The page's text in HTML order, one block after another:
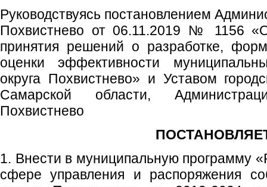
Руководствуясь постановлением
Похвистнево от 06.11.2019 № 1156
принятия решений о разработке,
оценки эффективности
округа Похвистнево» и Уставом
Самарской области,
Похвистнево
1. Внести в муниципальную программу
сфере управления и распоряжения